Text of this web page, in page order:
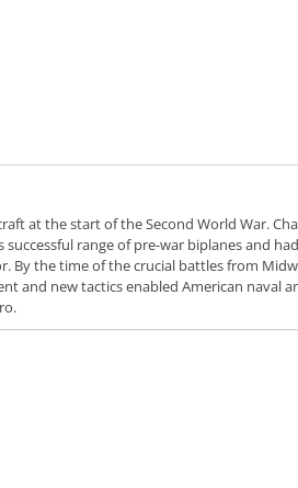
at the start of the Second World War.
range of pre-war biplanes and
By the time of the crucial battles from
and new tactics enabled American naval